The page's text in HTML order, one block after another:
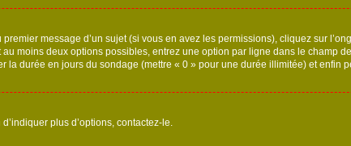
message d’un sujet (si vous en avez les permissions), cliquez sur
moins deux options possibles, entrez une option par ligne dans le champ
durée en jours du sondage (mettre « 0 » pour une durée illimitée) et enfin
plus d’options, contactez-le.